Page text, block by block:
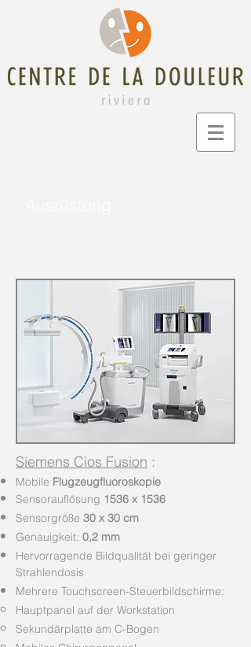
Siemens Cios Fusion :
Mobile Flugzeugfluoroskopie
Sensorauflösung 1536 x 1536
Sensorgröße 30 x 30 cm
Genauigkeit: 0,2 mm
Hervorragende Bildqualität bei geringer
Strahlendosis
Mehrere Touchscreen-Steuerbildschirme:
Hauptpanel auf der Workstation
Sekundärplatte am C-Bogen